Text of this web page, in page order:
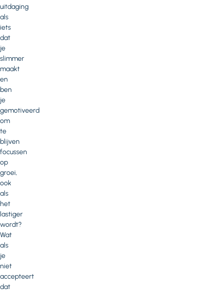
uitdaging
als
iets
dat
je
slimmer
maakt
en
ben
je
gemotiveerd
om
te
blijven
focussen
op
groei,
ook
als
het
lastiger
wordt?
Wat
als
je
niet
accepteert
dat